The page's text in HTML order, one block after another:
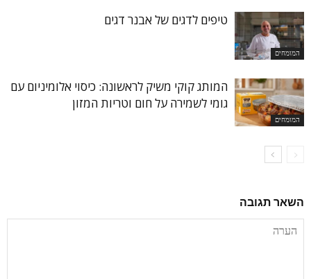
המומחים
טיפים לדגים של אבנר דגים
המומחים
המותג קוקי משיק לראשונה: כיסוי אלומיניום עם
גומי לשמירה על חום וטריות המזון
השאר תגובה